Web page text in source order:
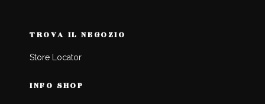
TROVA IL NEGOZIO
Store Locator
INFO SHOP